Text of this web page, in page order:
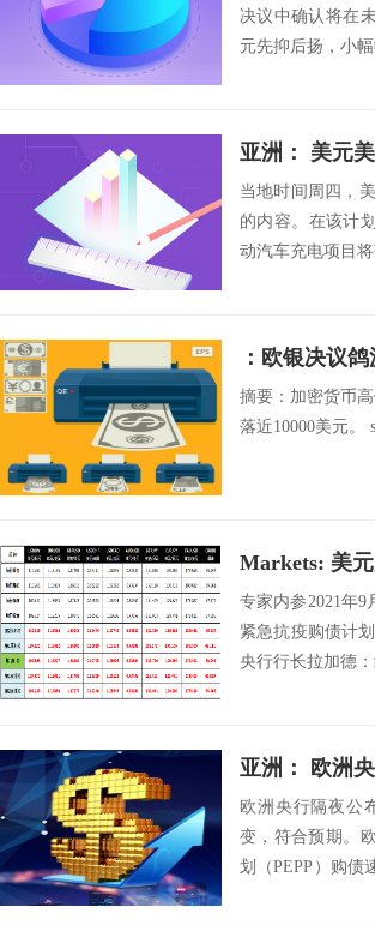
决议中确认将在
元先抑后扬，小
亚洲： 美元
当地时间周四，
的内容。在该计
动汽车充电项目
：欧银决议
摘要：加密货币
落近10000美元。
Markets: 美
专家内参2021年
紧急抗疫购债计
央行行长拉加德
亚洲： 欧洲
欧洲央行隔夜公
变，符合预期。
划（PEPP）购债